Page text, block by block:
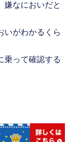
嫌なにおいだと
いがわかるくら
乗って確認する